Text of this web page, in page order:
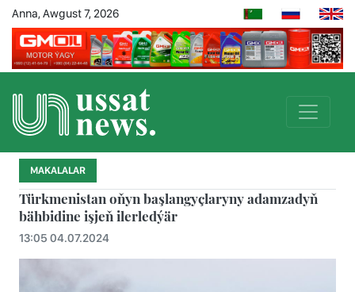
Anna, Awgust 7, 2026
MAKALALAR
Türkmenistan oňyn başlangyçlaryny adamzadyň
bähbidine işjeň ilerledýär
13:05 04.07.2024